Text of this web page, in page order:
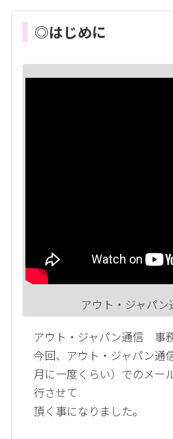
◎はじめに
アウト・ジャパ
アウト・ジャパン通信 事務
今回、アウト・ジャパン通
月に一度くらい）でのメー
行させて
頂く事になりました。